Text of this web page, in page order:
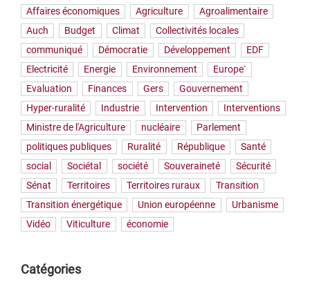
Affaires économiques Agriculture
Agroalimentaire
Auch
Budget Climat
Collectivités locales
communiqué
Démocratie Développement
EDF
Electricité
Energie Environnement
Europe`
Evaluation
Finances Gers
Gouvernement
Hyper-ruralité
Industrie Intervention
Interventions
Ministre de l'Agriculture
nucléaire
Parlement
politiques publiques
Ruralité République
Santé
social
Sociétal société Souveraineté
Sécurité
Sénat
Territoires Territoires ruraux
Transition
Transition énergétique
Union européenne
Urbanisme
Vidéo
Viticulture économie
Catégories